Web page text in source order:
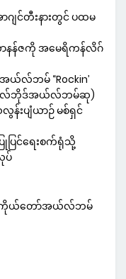
ဂျင်တီးနားတွင် ပထမ
ာနန်ဇကို အမေရိကန်လိဂ်
လ်ဘမ် “Rockin’
ဘီလ်ဘိုဒ်အယ်လ်ဘမ်ဆု)
န်းပျံယာဉ် မစ်ရှင်
ပြင်ရေးစက်ရုံသို့
ပ်
ကိုယ်တော်အယ်လ်ဘမ်